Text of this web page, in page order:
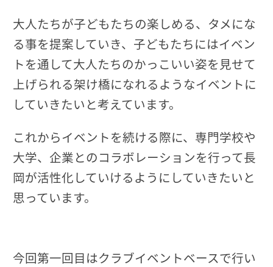
大人たちが子どもたちの楽しめる、タメにな
る事を提案していき、子どもたちにはイベン
トを通して大人たちのかっこいい姿を見せて
上げられる架け橋になれるようなイベントに
していきたいと考えています。
これからイベントを続ける際に、専門学校や
大学、企業とのコラボレーションを行って長
岡が活性化していけるようにしていきたいと
思っています。
今回第一回目はクラブイベントベースで行い